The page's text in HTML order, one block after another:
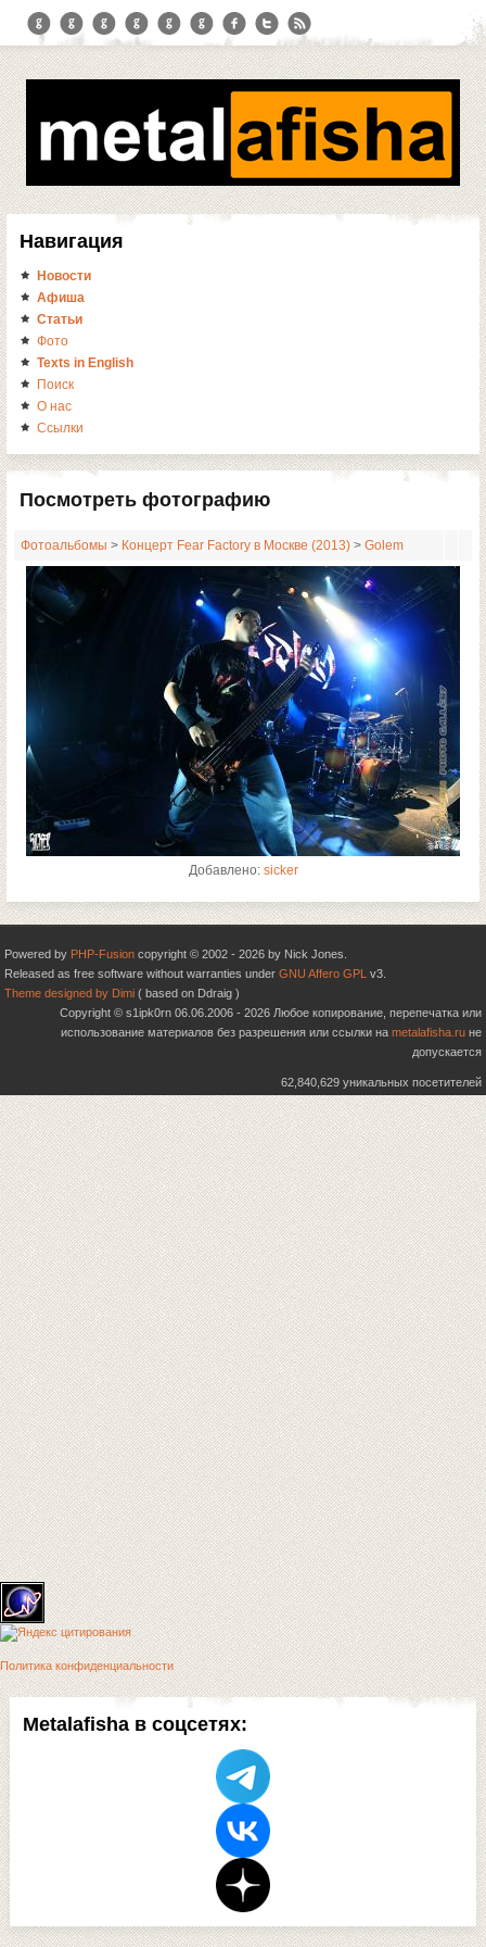
Metalafisha в соцсетях:
Навигация
Новости
Афиша
Статьи
Фото
Texts in English
Поиск
О нас
Ссылки
Посмотреть фотографию
Фотоальбомы > Концерт Fear Factory в Москве (2013) > Golem
Добавлено: sicker
Powered by PHP-Fusion copyright © 2002 - 2026 by Nick Jones.
Released as free software without warranties under GNU Affero GPL v3.
Theme designed by Dimi ( based on Ddraig )
Copyright © s1ipk0rn 06.06.2006 - 2026 Любое копирование, перепечатка или
использование материалов без разрешения или ссылки на metalafisha.ru не
допускается
62,840,629 уникальных посетителей
Политика конфиденциальности